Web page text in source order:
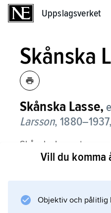
Uppslagsverket
Skånska
Skånska Lasse,
Larsson,
Skånska Lasse
och framförde egna
Ernst Rolf
Vill du komma
Objektiv och pålitlig